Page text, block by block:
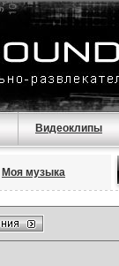
Видеоклипы
Моя музыка